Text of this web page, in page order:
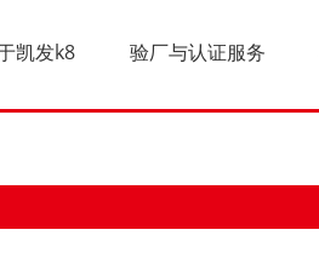
凯发k8 验厂与认证服务